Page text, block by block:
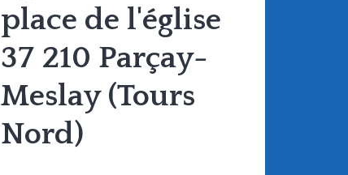
place de l'église
37 210 Parçay-
Meslay (Tours
Nord)